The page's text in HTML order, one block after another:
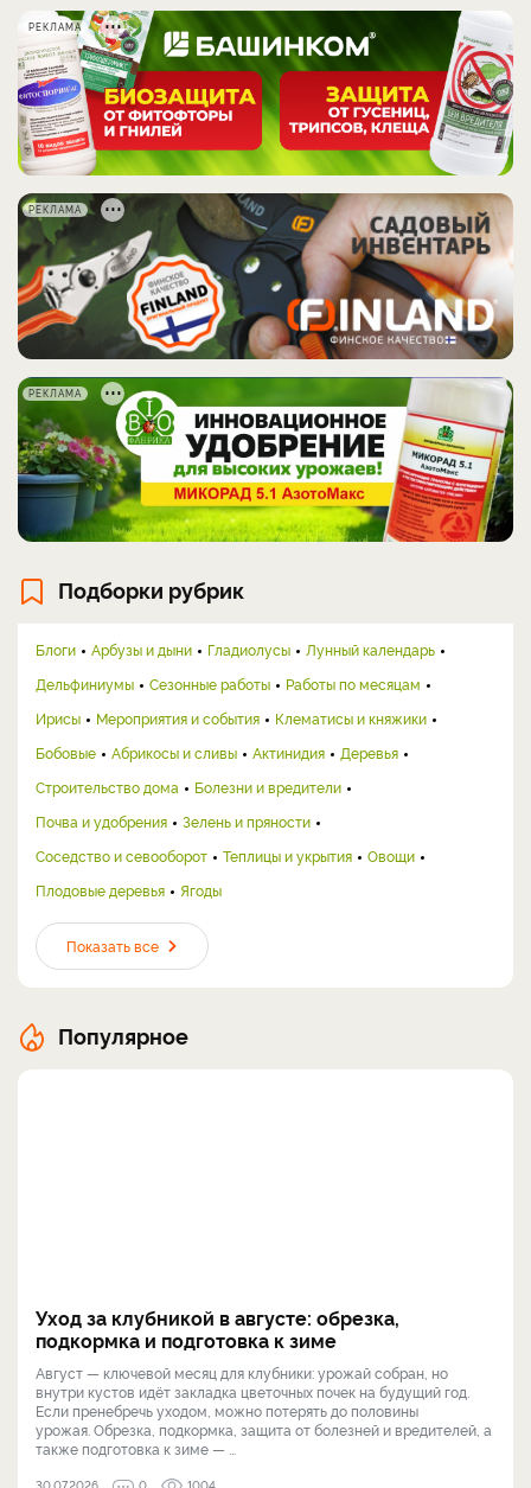
РЕКЛАМА
РЕКЛАМА
РЕКЛАМА
Подборки рубрик
Блоги Арбузы и дыни Гладиолусы
Лунный календарь
Дельфиниумы
Сезонные работы
Работы по месяцам
Ирисы
Мероприятия и события
Клематисы и княжики
Бобовые
Абрикосы и сливы Актинидия
Деревья
Строительство дома
Болезни и вредители
Почва и удобрения
Зелень и пряности
Соседство и севооборот
Теплицы и укрытия
Овощи
Плодовые деревья
Ягоды
Показать все
Популярное
Уход за клубникой в августе: обрезка,
подкормка и подготовка к зиме
Август — ключевой месяц для клубники: урожай собран, но
внутри кустов идёт закладка цветочных почек на будущий год.
Если пренебречь уходом, можно потерять до половины
урожая. Обрезка, подкормка, защита от болезней и вредителей, а
также подготовка к зиме — ...
30.07.2026 0 1004